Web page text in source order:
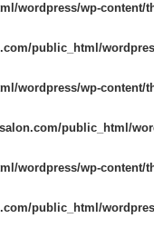
wordpress/wp-content/
public_html/
wordpress/wp-content/
public_html/
wordpress/wp-content/
public_html/